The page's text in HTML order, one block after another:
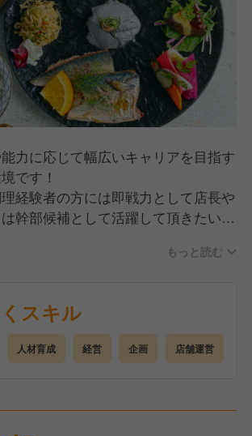
力に応じて幅広いキャリアを目指す
です！
経験者の方には即戦力として店長や
幹部候補として活躍して頂きたいを
ント
もっと読む
スキル
人材育成 経営 企画 店舗運営